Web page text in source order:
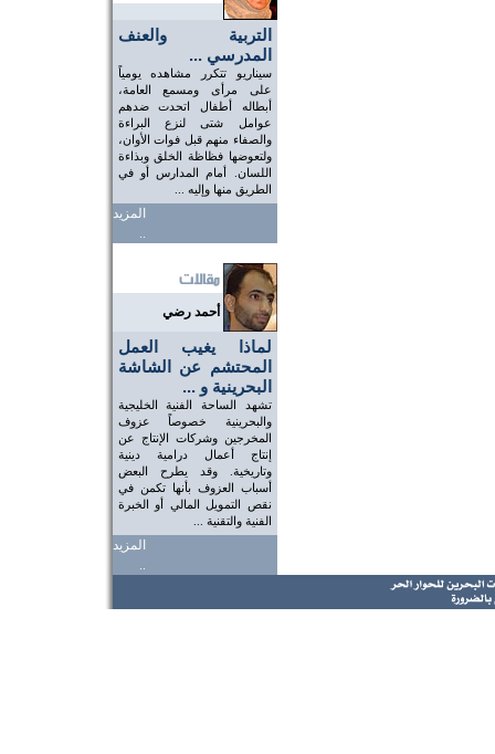
التربية والعنف
المدرسي ...
سيناريو تتكرر مشاهده يومياً
على مرأى ومسمع العامة،
أبطاله أطفال اتحدت ضدهم
عوامل شتى لنزع البراءة
والصفاء منهم قبل فوات الأوان،
ولتعوضها فظاظة الخلق وبذاءة
اللسان. أمام المدارس أو في
الطريق منها وإليه ...
المزيد
..
أحمد رضي
لماذا يغيب العمل
المحتشم عن الشاشة
البحرينية و ...
تشهد الساحة الفنية الخليجية
والبحرينية خصوصاً عزوف
المخرجين وشركات الإنتاج عن
إنتاج أعمال درامية دينية
وتاريخية. وقد يطرح البعض
أسباب العزوف بأنها تكمن في
نقص التمويل المالي أو الخبرة
الفنية والتقنية ...
المزيد
..